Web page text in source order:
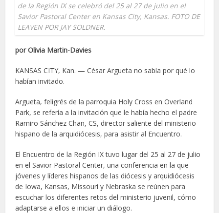
de la Región IX se celebró del 25 al 27 de julio en el
Savior Pastoral Center en Kansas City, Kansas. FOTO DE
LEAVEN POR JAY SOLDNER.
por Olivia Martin-Davies
KANSAS CITY, Kan. — César Argueta no sabía por qué lo
habían invitado.
Argueta, feligrés de la parroquia Holy Cross en Overland
Park, se refería a la invitación que le había hecho el padre
Ramiro Sánchez Chan, CS, director saliente del ministerio
hispano de la arquidiócesis, para asistir al Encuentro.
El Encuentro de la Región IX tuvo lugar del 25 al 27 de julio
en el Savior Pastoral Center, una conferencia en la que
jóvenes y líderes hispanos de las diócesis y arquidiócesis
de Iowa, Kansas, Missouri y Nebraska se reúnen para
escuchar los diferentes retos del ministerio juvenil, cómo
adaptarse a ellos e iniciar un diálogo.